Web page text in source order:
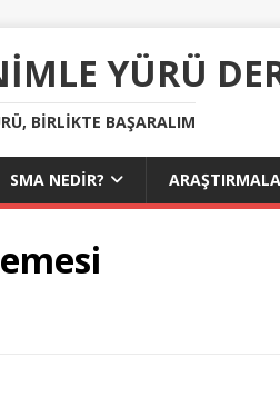
YÜRÜ
BIRLIKTE BAŞARALIM
SMA NEDIR?